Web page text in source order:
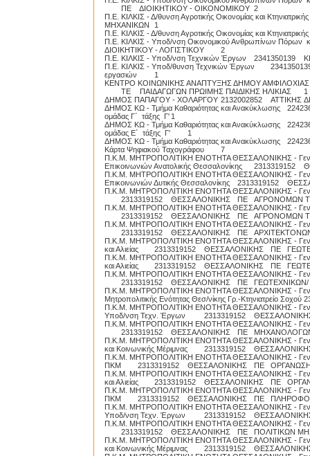
ΠΕ
ΔΙΟΙΚΗΤΙΚΟΥ - ΟΙΚΟΝΟΜΙΚΟΥ 2
Π.Ε. ΚΙΛΚΙΣ - Δ/θυνση Αγροτικής Οικονομίας και Κτηνιατρικής
ΜΗΧΑΝΙΚΩΝ
1
Π.Ε. ΚΙΛΚΙΣ - Δ/θυνση Αγροτικής Οικονομίας και Κτηνιατρικής
Π.Ε. ΚΙΛΚΙΣ - Υποδ/νση Οικονομικού Ανθρωπίνων Πόρων
ΔΙΟΙΚΗΤΙΚΟΥ - ΛΟΓΙΣΤΙΚΟΥ
2
Π.Ε. ΚΙΛΚΙΣ - Υποδ/νση Τεχνικών Έργων
2341350139
Π.Ε. ΚΙΛΚΙΣ - Υποδ/θυνση Τεχνικών Έργων
εργασιών
1
ΚΕΝΤΡΟ ΚΟΙΝΩΝΙΚΗΣ ΑΝΑΠΤΥΞΗΣ ΔΗΜΟΥ ΑΜΦΙΛΟΧΙΑΣ
ΤΕ
ΠΑΙΔΑΓΩΓΩΝ ΠΡΩΙΜΗΣ ΠΑΙΔΙΚΗΣ ΗΛΙΚΙΑΣ
1
ΔΗΜΟΣ ΠΑΠΑΓΟΥ - ΧΟΛΑΡΓΟΥ 2132002852 ΑΤΤΙΚΗΣ
ΔΗΜΟΣ ΚΩ - Τμήμα Καθαριότητας και Ανακύκλωσης
ομάδας Γ΄ τάξης Γ' 1
ΔΗΜΟΣ ΚΩ - Τμήμα Καθαριότητας και Ανακύκλωσης
ομάδας Ε΄ τάξης Γ'
1
ΔΗΜΟΣ ΚΩ - Τμήμα Καθαριότητας και Ανακύκλωσης
Κάρτα Ψηφιακού Ταχογράφου
7
Π.Κ.Μ. ΜΗΤΡΟΠΟΛΙΤΙΚΗ ΕΝΟΤΗΤΑ ΘΕΣΣΑΛΟΝΙΚΗΣ - Γεν.
Επικοινωνιών Ανατολικής Θεσσαλονίκης
2313319152
Π.Κ.Μ. ΜΗΤΡΟΠΟΛΙΤΙΚΗ ΕΝΟΤΗΤΑ ΘΕΣΣΑΛΟΝΙΚΗΣ - Γεν.
Επικοινωνιών Δυτικής Θεσσαλονίκης
2313319152
Π.Κ.Μ. ΜΗΤΡΟΠΟΛΙΤΙΚΗ ΕΝΟΤΗΤΑ ΘΕΣΣΑΛΟΝΙΚΗΣ - Γεν.
2313319152
ΘΕΣΣΑΛΟΝΙΚΗΣ ΠΕ
ΑΓΡΟΝΟΜΩΝ
Π.Κ.Μ. ΜΗΤΡΟΠΟΛΙΤΙΚΗ ΕΝΟΤΗΤΑ ΘΕΣΣΑΛΟΝΙΚΗΣ - Γεν. Δ/
2313319152
ΘΕΣΣΑΛΟΝΙΚΗΣ ΠΕ
ΑΓΡΟΝΟΜΩΝ
Π.Κ.Μ. ΜΗΤΡΟΠΟΛΙΤΙΚΗ ΕΝΟΤΗΤΑ ΘΕΣΣΑΛΟΝΙΚΗΣ - Γεν.
2313319152
ΘΕΣΣΑΛΟΝΙΚΗΣ ΠΕ
Π.Κ.Μ. ΜΗΤΡΟΠΟΛΙΤΙΚΗ ΕΝΟΤΗΤΑ ΘΕΣΣΑΛΟΝΙΚΗΣ - Γεν. Δ/
και Αλιείας
2313319152 ΘΕΣΣΑΛΟΝΙΚΗΣ ΠΕ
Π.Κ.Μ. ΜΗΤΡΟΠΟΛΙΤΙΚΗ ΕΝΟΤΗΤΑ ΘΕΣΣΑΛΟΝΙΚΗΣ - Γεν. Δ/
και Αλιείας
2313319152 ΘΕΣΣΑΛΟΝΙΚΗΣ ΠΕ
Π.Κ.Μ. ΜΗΤΡΟΠΟΛΙΤΙΚΗ ΕΝΟΤΗΤΑ ΘΕΣΣΑΛΟΝΙΚΗΣ - Γεν. Δ/
2313319152
ΘΕΣΣΑΛΟΝΙΚΗΣ ΠΕ
Π.Κ.Μ. ΜΗΤΡΟΠΟΛΙΤΙΚΗ ΕΝΟΤΗΤΑ ΘΕΣΣΑΛΟΝΙΚΗΣ - Γεν. Δ/
Μητροπολιτικής Ενότητας Θεσ/νίκης Γρ.-Κτηνιατρείο Σοχού
Π.Κ.Μ. ΜΗΤΡΟΠΟΛΙΤΙΚΗ ΕΝΟΤΗΤΑ ΘΕΣΣΑΛΟΝΙΚΗΣ - Γεν.
Υποδ/νση Τεχν. Έργων
2313319152
Π.Κ.Μ. ΜΗΤΡΟΠΟΛΙΤΙΚΗ ΕΝΟΤΗΤΑ ΘΕΣΣΑΛΟΝΙΚΗΣ - Γεν. Δ/
2313319152
ΘΕΣΣΑΛΟΝΙΚΗΣ ΠΕ
Π.Κ.Μ. ΜΗΤΡΟΠΟΛΙΤΙΚΗ ΕΝΟΤΗΤΑ ΘΕΣΣΑΛΟΝΙΚΗΣ - Γεν. Δ/
και Κοινωνικής Μέριμνας
2313319152
Π.Κ.Μ. ΜΗΤΡΟΠΟΛΙΤΙΚΗ ΕΝΟΤΗΤΑ ΘΕΣΣΑΛΟΝΙΚΗΣ - Γεν. Δ/
ΠΚΜ
2313319152 ΘΕΣΣΑΛΟΝΙΚΗΣ ΠΕ
Π.Κ.Μ. ΜΗΤΡΟΠΟΛΙΤΙΚΗ ΕΝΟΤΗΤΑ ΘΕΣΣΑΛΟΝΙΚΗΣ - Γεν. Δ/
και Αλιείας
2313319152 ΘΕΣΣΑΛΟΝΙΚΗΣ ΠΕ
Π.Κ.Μ. ΜΗΤΡΟΠΟΛΙΤΙΚΗ ΕΝΟΤΗΤΑ ΘΕΣΣΑΛΟΝΙΚΗΣ - Γεν. Δ/
ΠΚΜ
2313319152 ΘΕΣΣΑΛΟΝΙΚΗΣ ΠΕ
Π.Κ.Μ. ΜΗΤΡΟΠΟΛΙΤΙΚΗ ΕΝΟΤΗΤΑ ΘΕΣΣΑΛΟΝΙΚΗΣ - Γεν.
Υποδ/νση Τεχν. Έργων
2313319152
Π.Κ.Μ. ΜΗΤΡΟΠΟΛΙΤΙΚΗ ΕΝΟΤΗΤΑ ΘΕΣΣΑΛΟΝΙΚΗΣ - Γεν.
2313319152
ΘΕΣΣΑΛΟΝΙΚΗΣ ΠΕ
ΠΟΛΙΤΙΚΩΝ
Π.Κ.Μ. ΜΗΤΡΟΠΟΛΙΤΙΚΗ ΕΝΟΤΗΤΑ ΘΕΣΣΑΛΟΝΙΚΗΣ - Γεν. Δ/
και Κοινωνικής Μέριμνας
2313319152